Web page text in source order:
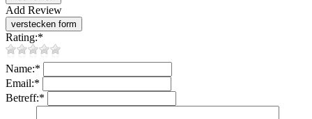
Add Review
Rating:*
Name:*
Email:*
Betreff:*